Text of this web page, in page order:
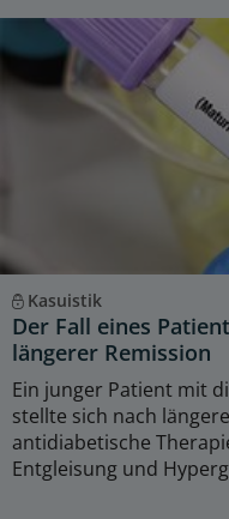
Kasuistik
Der Fall eines
längerer Remission
Ein junger Patient mit
stellte sich nach
antidiabetische
Entgleisung und